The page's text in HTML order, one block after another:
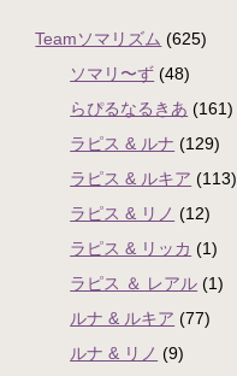
Teamソマリズム (625)
ソマリ〜ず (48)
らぴるなるきあ (161)
ラピス & ルナ (129)
ラピス & ルキア (113)
ラピス & リノ (12)
ラピス & リッカ (1)
ラピス ＆ レアル (1)
ルナ & ルキア (77)
ルナ & リノ (9)